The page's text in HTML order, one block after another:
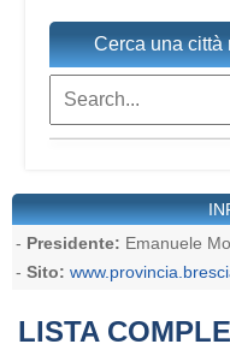
Cerca una
- Presidente: Emanuele
- Sito:
LISTA